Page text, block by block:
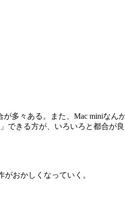
多々ある。また、Mac miniなん
できる方が、いろいろと都合が良
おかしくなっていく。